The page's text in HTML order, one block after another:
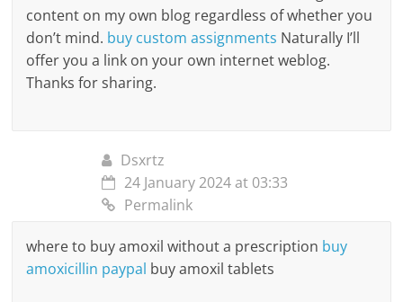
content on my own blog regardless of whether you
don’t mind. buy custom assignments Naturally I’ll
offer you a link on your own internet weblog.
Thanks for sharing.
Dsxrtz
24 January 2024 at 03:33
Permalink
where to buy amoxil without a prescription buy
amoxicillin paypal buy amoxil tablets